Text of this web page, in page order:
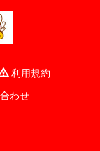
利用規約
わせ